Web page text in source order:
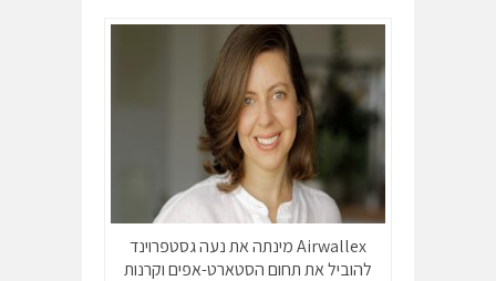
Airwallex מינתה את נעה גסטפרוינד
להוביל את תחום הסטארט-אפים וקרנות